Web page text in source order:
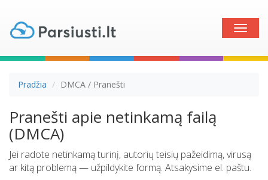
Toggle
Pradžia DMCA / Pranešti
Pranešti apie netinkamą failą
(DMCA)
Jei radote netinkamą turinį, autorių teisių pažeidimą, virusą
ar kitą problemą — užpildykite formą. Atsakysime el. paštu.